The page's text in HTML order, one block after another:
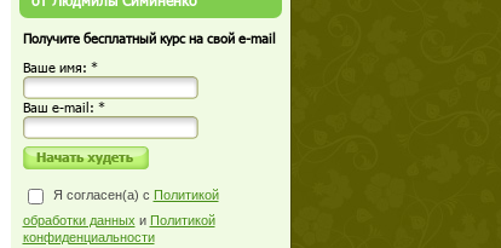
Получите бесплатный курс на свой e-mail
Ваше имя: *
Ваш е-mail: *
Я согласен(а) с Политикой
обработки данных и Политикой
конфиденциальности